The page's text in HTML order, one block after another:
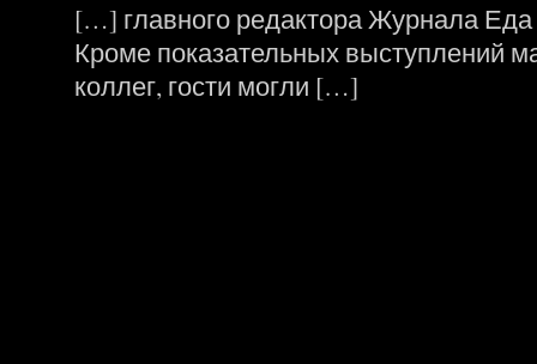
[…] главного редактора Журнала
Кроме показательных выступлений
коллег, гости могли […]